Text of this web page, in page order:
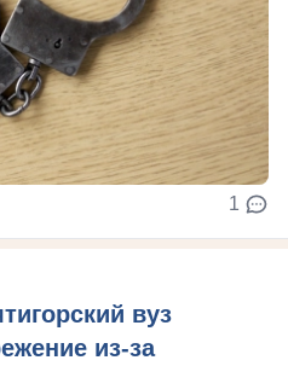
1
вуз
из-за